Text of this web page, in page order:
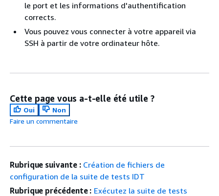
le port et les informations d'authentification
corrects.
Vous pouvez vous connecter à votre appareil via
SSH à partir de votre ordinateur hôte.
Cette page vous a-t-elle été utile ?
Oui
Non
Faire un commentaire
Rubrique suivante : Création de fichiers de
configuration de la suite de tests IDT
Rubrique précédente : Exécutez la suite de tests